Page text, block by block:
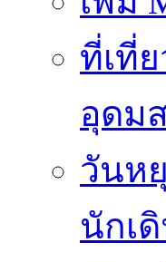
ที่เที่
อุดม
วันห
นักเ